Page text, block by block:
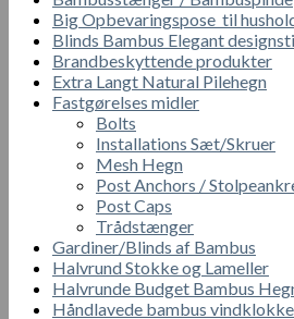
Big Opbevaringspose til
Blinds Bambus Elegant
Brandbeskyttende produkter
Extra Langt Natural Pilehegn
Fastgørelses midler
Bolts
Installations Sæt/Skruer
Mesh Hegn
Post Anchors /
Post Caps
Trådstænger
Gardiner/Blinds af Bambus
Halvrund Stokke og Lameller
Halvrunde Budget Bambus
Håndlavede bambus